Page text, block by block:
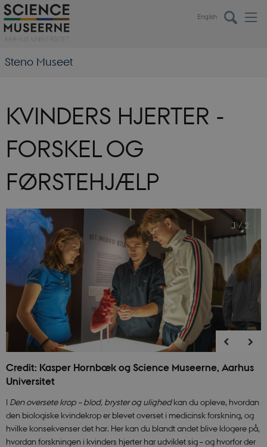
English
Steno Museet
KVINDERS HJERTER -
FORSKEL OG
FØRSTEHJÆLP
1/2
Credit: Kasper Hornbæk og Science Museerne, Aarhus
Universitet
I Den oversete krop – blod, bryster og ulighedkan du opleve, hvordan
den biologiske kvindekrop er blevet overset i medicinsk forskning, og
hvilke konsekvenser det har. Her kan du blandt andet blive klogere på,
hvordan forskningen i kvinders hjerter har udviklet sig – og hvorfor der